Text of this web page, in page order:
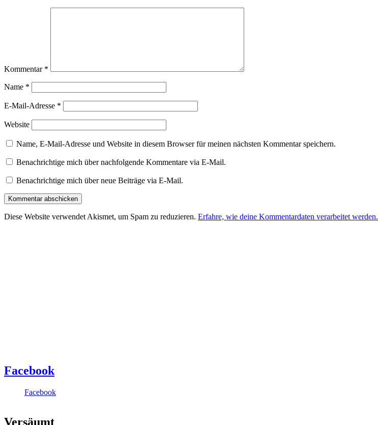
Kommentar *
Name *
E-Mail-Adresse *
Website
Name, E-Mail-Adresse und Website in diesem Browser für meinen nächsten Kommentar speichern.
Benachrichtige mich über nachfolgende Kommentare via E-Mail.
Benachrichtige mich über neue Beiträge via E-Mail.
Diese Website verwendet Akismet, um Spam zu reduzieren. Erfahre, wie deine Kommentardaten verarbeitet werden.
Facebook
Facebook
Versäumt